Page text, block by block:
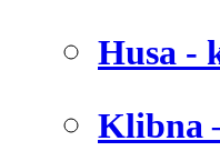
Husa -
Klibna